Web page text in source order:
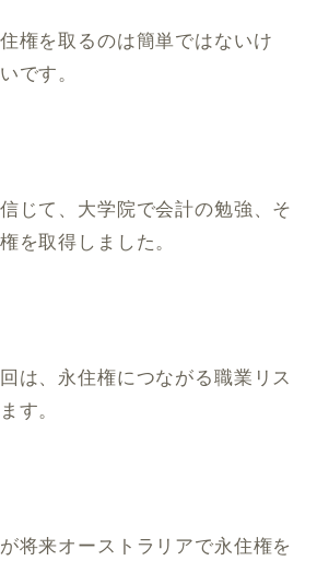
権を取るのは簡単ではないけ
です。
じて、大学院で会計の勉強、そ
を取得しました。
は、永住権につながる職業リス
す。
将来オーストラリアで永住権を